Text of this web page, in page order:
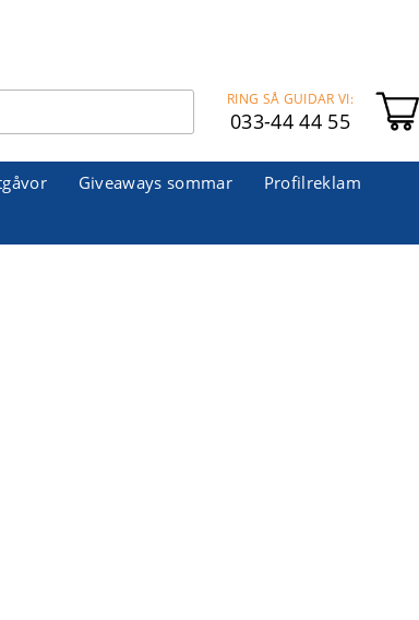
RING SÅ GUIDAR VI:
033-44 44 55
Giveaways sommar
Profilreklam